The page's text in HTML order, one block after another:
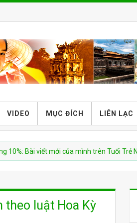
VIDEO MỤC ĐÍCH LIÊN LẠC
viết mới của mình trên Tuổi Trẻ News
theo luật Hoa Kỳ